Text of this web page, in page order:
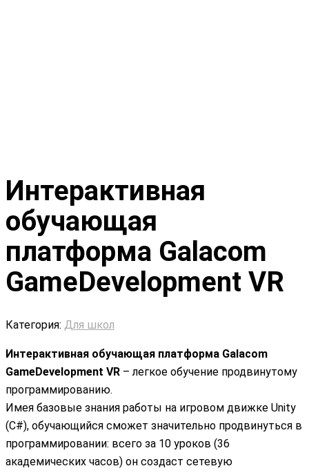
Интерактивная
обучающая
платформа Galacom
GameDevelopment VR
Категория: Для школ
Интерактивная обучающая платформа Galacom
GameDevelopment VR – легкое обучение продвинутому
программированию.
Имея базовые знания работы на игровом движке Unity
(C#), обучающийся сможет значительно продвинуться в
программировании: всего за 10 уроков (36
академических часов) он создаст сетевую